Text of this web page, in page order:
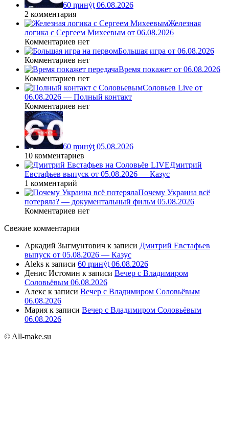
60 ṃинẏƫ 06.08.2026
2 комментария
Железная
логика с Сергеем Михеевым от 06.08.2026
Комментариев нет
Большая игра от 06.08.2026
Комментариев нет
Время покажет от 06.08.2026
Комментариев нет
Соловьев Live от
06.08.2026 — Полный контакт
Комментариев нет
60 ṃинẏƫ 05.08.2026
10 комментариев
Дмитрий
Евстафьев выпуск от 05.08.2026 — Казус
1 комментарий
Почему Украина всё
потеряла? — документальный фильм 05.08.2026
Комментариев нет
Свежие комментарии
Аркадий Зыгмунтович к записи Дмитрий Евстафьев
выпуск от 05.08.2026 — Казус
Aleks к записи 60 ṃинẏƫ 06.08.2026
Денис Истомин к записи Вечер с Владимиром
Соловьёвым 06.08.2026
Алекс к записи Вечер с Владимиром Соловьёвым
06.08.2026
Мария к записи Вечер с Владимиром Соловьёвым
06.08.2026
© All-make.su